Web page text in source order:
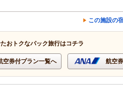
この施設の
おトクなパック旅行はコチラ
空券付プラン一覧へ 航空